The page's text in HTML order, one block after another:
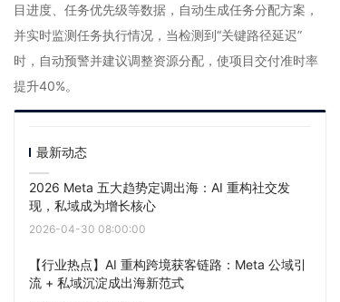
目进度、任务优先级等数据，自动生成任务分配方案，
并实时监测任务执行情况，当检测到“关键路径延迟”
时，自动预警并建议调整资源分配，使项目交付准时率
提升40%。
最新动态
2026 Meta 五大趋势定调出海：AI 重构社交发
现，私域成为增长核心
2026-04-30 08:00:00
【行业热点】AI 重构跨境获客链路：Meta 公域引
流 + 私域沉淀成出海新范式